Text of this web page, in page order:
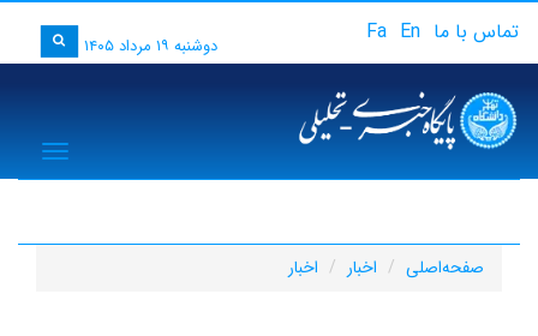
دوشنبه ۱۹ مرداد ۱۴۰۵ تماس با ما En
Fa
صفحه‌اصلی اخبار اخبار